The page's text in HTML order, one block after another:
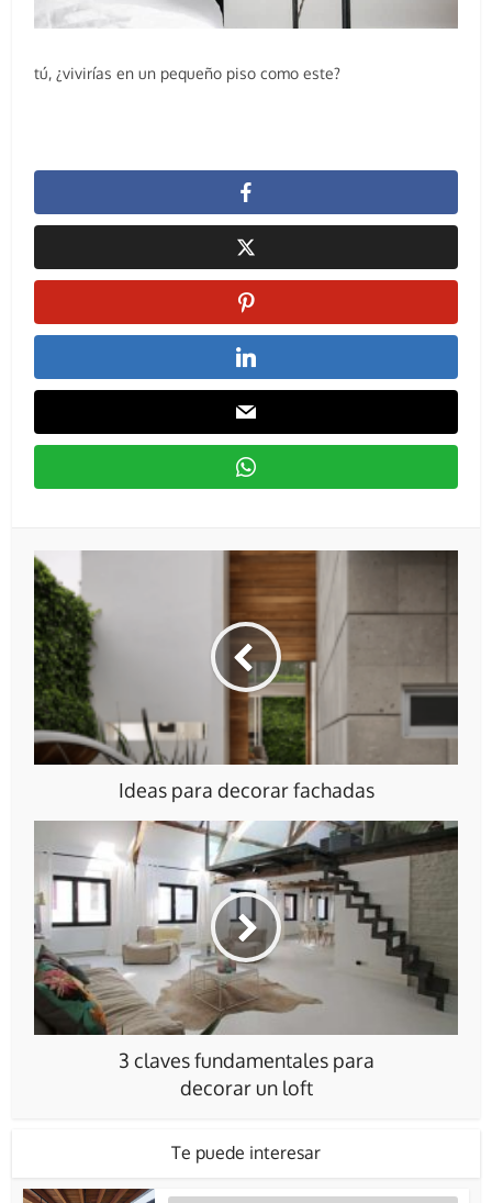
tú, ¿vivirías en un pequeño piso como este?
Ideas para decorar fachadas
3 claves fundamentales para
decorar un loft
Te puede interesar